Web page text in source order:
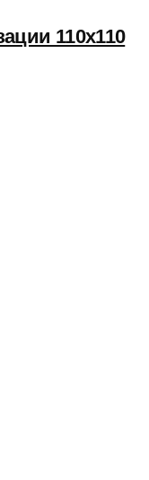
110х110